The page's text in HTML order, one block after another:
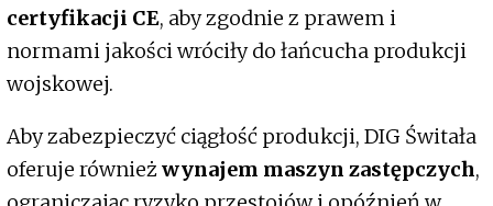
certyfikacji CE, aby zgodnie z prawem i
normami jakości wróciły do łańcucha produkcji
wojskowej.
Aby zabezpieczyć ciągłość produkcji, DIG Świtała
oferuje równieżwynajem maszyn zastępczych,